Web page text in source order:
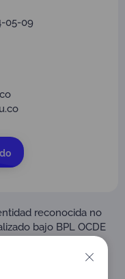
05-09
reconocida no
bajo BPL OCDE
de los Principios
el contrato de
BPL